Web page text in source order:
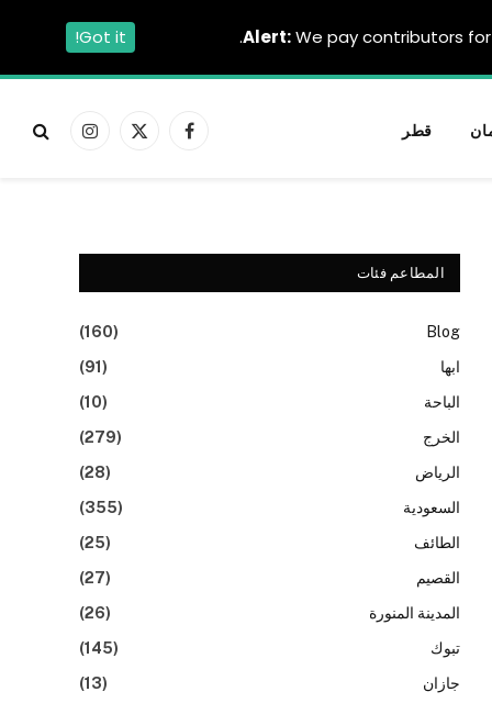
قطر
فيسبوكX
الانستغرام
المطاعم فئات
Blog
(160)
ابها
(91)
الباحة
(10)
الخرج
(279)
الرياض
(28)
السعودية
(355)
الطائف
(25)
القصيم
(27)
المدينة المنورة
(26)
تبوك
(145)
جازان
(13)
Alert:We pay contributors for
Got it!